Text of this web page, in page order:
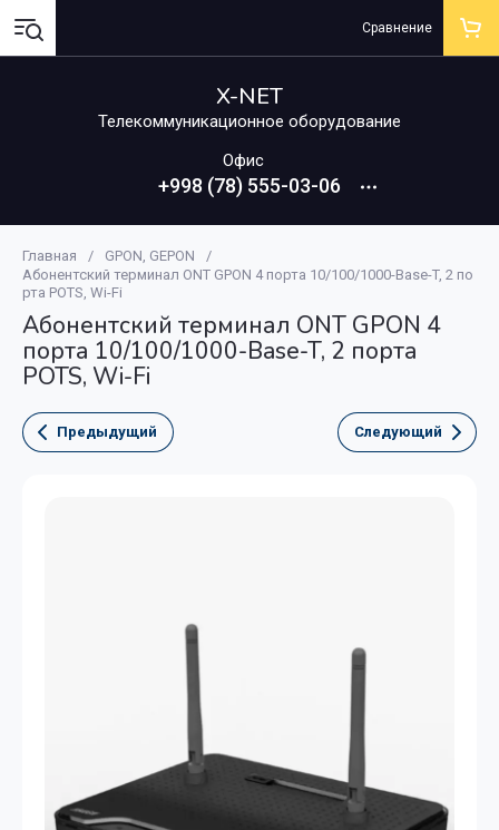
X-NET
Телекоммуникационное оборудование
Офис
+998 (78) 555-03-06
Сравнение
Главная / GPON, GEPON
/
Абонентский терминал ONT GPON 4 порта 10/100/1000-Base-T, 2 по
рта POTS, Wi-Fi
Абонентский терминал ONT GPON 4
порта 10/100/1000-Base-T, 2 порта
POTS, Wi-Fi
Предыдущий Следующий